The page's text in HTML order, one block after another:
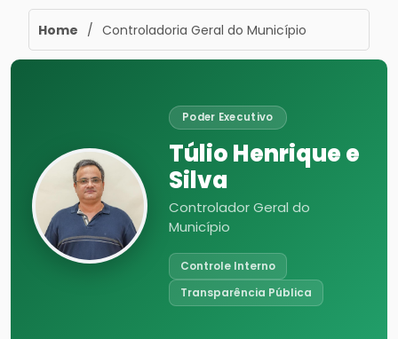
Home / Controladoria Geral do Município
Poder Executivo
Túlio Henrique e
Silva
Controlador Geral do
Município
Controle Interno
Transparência Pública